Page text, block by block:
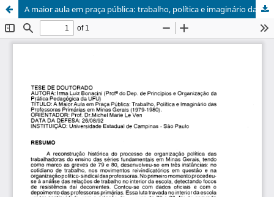
A maior aula em praça pública: trabalho, política e imaginário das professoras primárias em Minas Gerais (1979 - 1980)